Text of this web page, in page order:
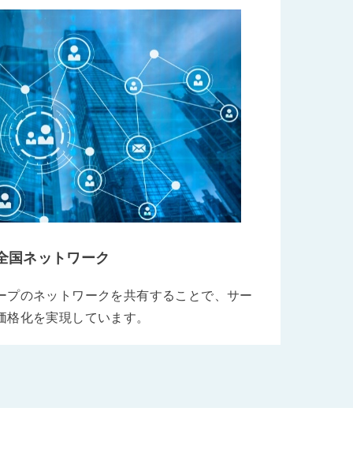
国ネットワーク
プのネットワークを共有することで、サー
化を実現しています。